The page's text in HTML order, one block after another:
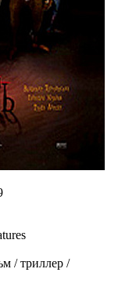
/триллер /